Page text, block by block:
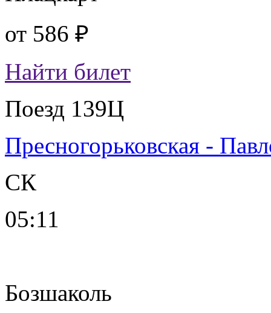
от 586 ₽
Найти билет
Поезд 139Ц
Пресногорьковская -
СК
05:11
Бозшаколь